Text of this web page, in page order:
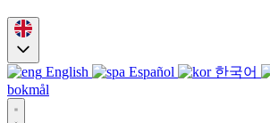
English Español 한국어
bokmål